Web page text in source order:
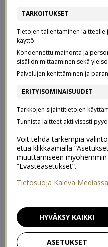
UUSI
2/
TARKOITUKSET
Tietojen tallentaminen
käyttö
Kohdennettu mainonta ja
sisällön mittaaminen sekä
Palvelujen kehittäminen ja
ERITYISOMINAISUUDET
Tarkkojen sijaintitietojen
Tunnista laitteet aktiivisesti
Voit tehdä tarkempia
etua klikkaamalla
muuttamiseen myöhemmin
“Evästeasetukset”.
Tietosuoja Kaleva Mediassa
ASETUKSET
HYVÄKSY KAIKKI